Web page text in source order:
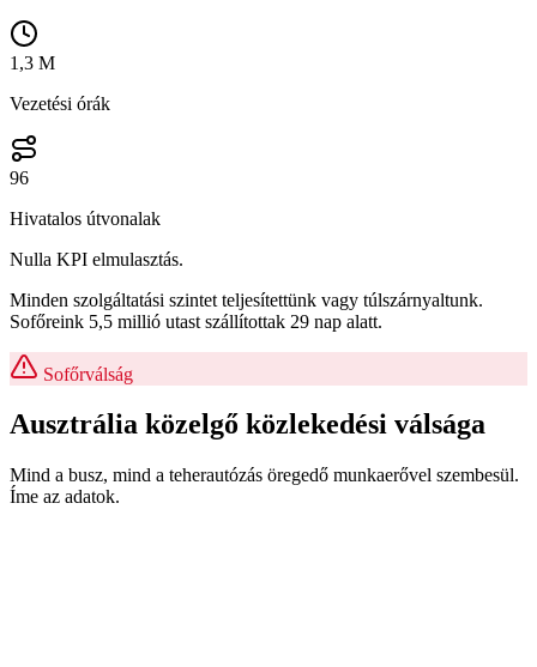
1,3 M
Vezetési órák
96
Hivatalos útvonalak
Nulla KPI elmulasztás.
Minden szolgáltatási szintet teljesítettünk vagy túlszárnyaltunk.
Sofőreink 5,5 millió utast szállítottak 29 nap alatt.
Sofőrválság
Ausztrália közelgő közlekedési válsága
Mind a busz, mind a teherautózás öregedő munkaerővel szembesül.
Íme az adatok.